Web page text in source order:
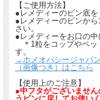
【ご使用方法】
●レメディーのビン底を
●レメディーのビンか
さい。
●レメディーをお口の中
＊1粒をコップやペッ
す。
→ホメオパシージャパ
（画像つき）はこちら
【使用上のご注意】
●中フタがございませ